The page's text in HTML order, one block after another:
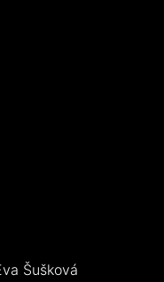
Šušková